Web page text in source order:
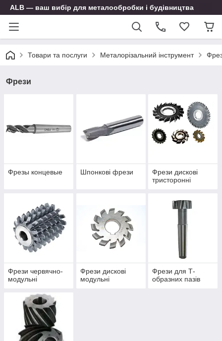
ALB — ваш вибір для металообробки і будівництва
Товари та послуги Металорізальний інструмент
Фрези
Фрезы концевые Шпонкові фрези
Фрези дискові
тристоронні
Фрези червячно-
модульні
Фрези дискові
модульні
Фрези для Т-
образних пазів